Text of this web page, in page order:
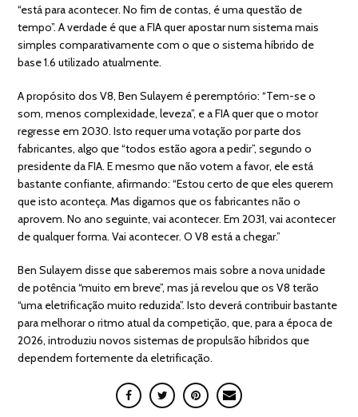
“está para acontecer. No fim de contas, é uma questão de
tempo”. A verdade é que a FIA quer apostar num sistema mais
simples comparativamente com o que o sistema híbrido de
base 1.6 utilizado atualmente.
A propósito dos V8, Ben Sulayem é peremptório: “Tem-se o
som, menos complexidade, leveza”, e a FIA quer que o motor
regresse em 2030. Isto requer uma votação por parte dos
fabricantes, algo que “todos estão agora a pedir”, segundo o
presidente da FIA. E mesmo que não votem a favor, ele está
bastante confiante, afirmando: “Estou certo de que eles querem
que isto aconteça. Mas digamos que os fabricantes não o
aprovem. No ano seguinte, vai acontecer. Em 2031, vai acontecer
de qualquer forma. Vai acontecer. O V8 está a chegar.”
Ben Sulayem disse que saberemos mais sobre a nova unidade
de potência “muito em breve”, mas já revelou que os V8 terão
“uma eletrificação muito reduzida”. Isto deverá contribuir bastante
para melhorar o ritmo atual da competição, que, para a época de
2026, introduziu novos sistemas de propulsão híbridos que
dependem fortemente da eletrificação.